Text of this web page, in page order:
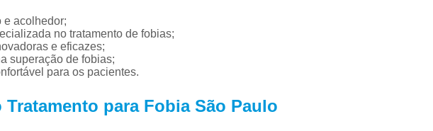
e acolhedor;
no tratamento de fobias;
e eficazes;
superação de fobias;
para os pacientes.
para Fobia São Paulo